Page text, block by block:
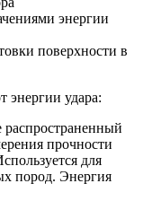
энергии
поверхности в
энергии удара:
прочности
для
пород. Энергия